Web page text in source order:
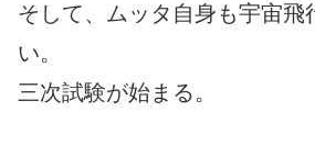
そして、ムッタ自身も宇宙飛
い。
三次試験が始まる。